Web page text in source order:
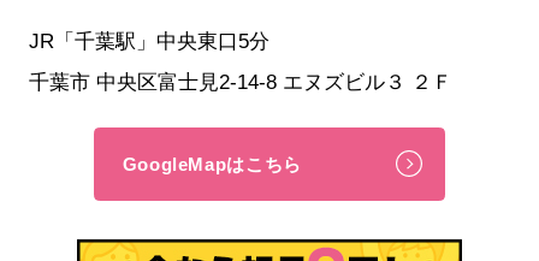
JR「千葉駅」中央東口5分
千葉市 中央区富士見2-14-8 エヌズビル３ ２Ｆ
GoogleMapはこちら